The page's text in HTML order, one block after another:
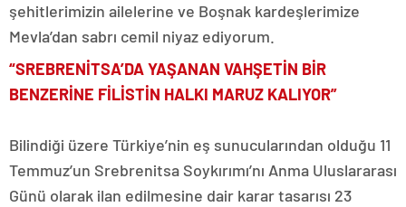
şehitlerimizin ailelerine ve Boşnak kardeşlerimize
Mevla’dan sabrı cemil niyaz ediyorum.
“SREBRENİTSA’DA YAŞANAN VAHŞETİN BİR
BENZERİNE FİLİSTİN HALKI MARUZ KALIYOR”
Bilindiği üzere Türkiye’nin eş sunucularından olduğu 11
Temmuz’un Srebrenitsa Soykırımı’nı Anma Uluslararası
Günü olarak ilan edilmesine dair karar tasarısı 23